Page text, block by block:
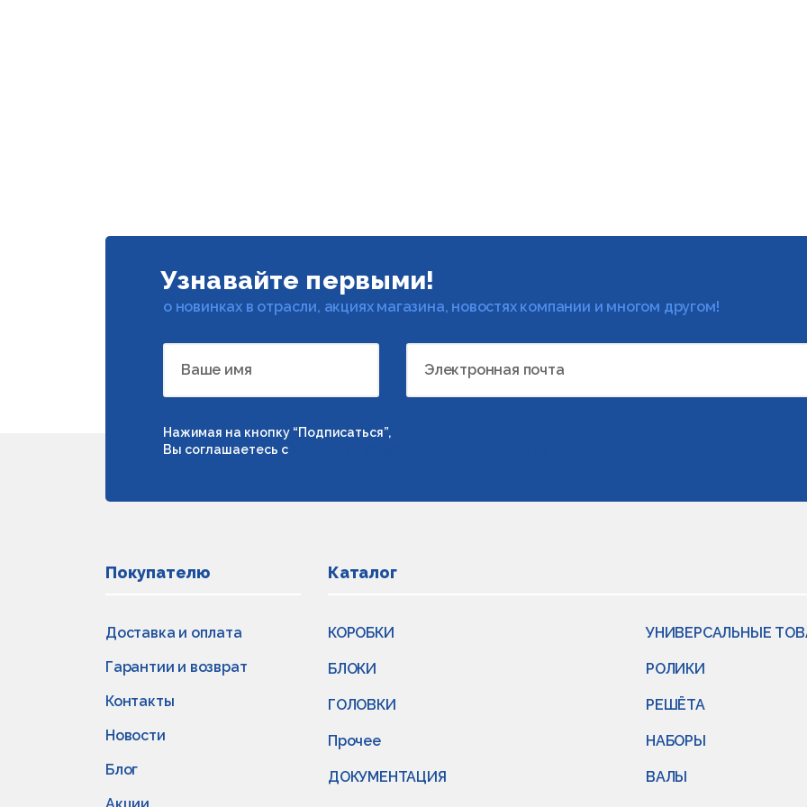
Узнавайте первыми!
о новинках в отрасли, акциях магазина, новостях компании и многом другом!
Ваше имя Электронная почта
Нажимая на кнопку “Подписаться”,
Вы соглашаетесь с
Покупателю
Доставка и оплата
Гарантии и возврат
Контакты
Новости
Блог
Каталог
КОРОБКИ
БЛОКИ
ГОЛОВКИ
Прочее
ДОКУМЕНТАЦИЯ
УНИВЕРСАЛЬНЫЕ
РОЛИКИ
РЕШЁТА
НАБОРЫ
ВАЛЫ